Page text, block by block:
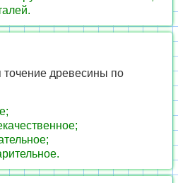
точение древесины по